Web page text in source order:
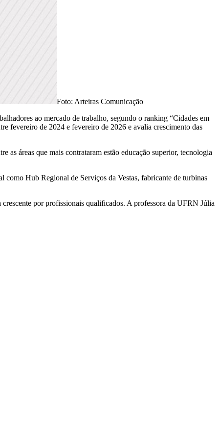
Foto: Arteiras Comunicação
ao mercado de trabalho, segundo o ranking “Cidades em
fevereiro de 2024 e fevereiro de 2026 e avalia crescimento das
áreas que mais contrataram estão educação superior, tecnologia
Hub Regional de Serviços da Vestas, fabricante de turbinas
por profissionais qualificados. A professora da UFRN Júlia